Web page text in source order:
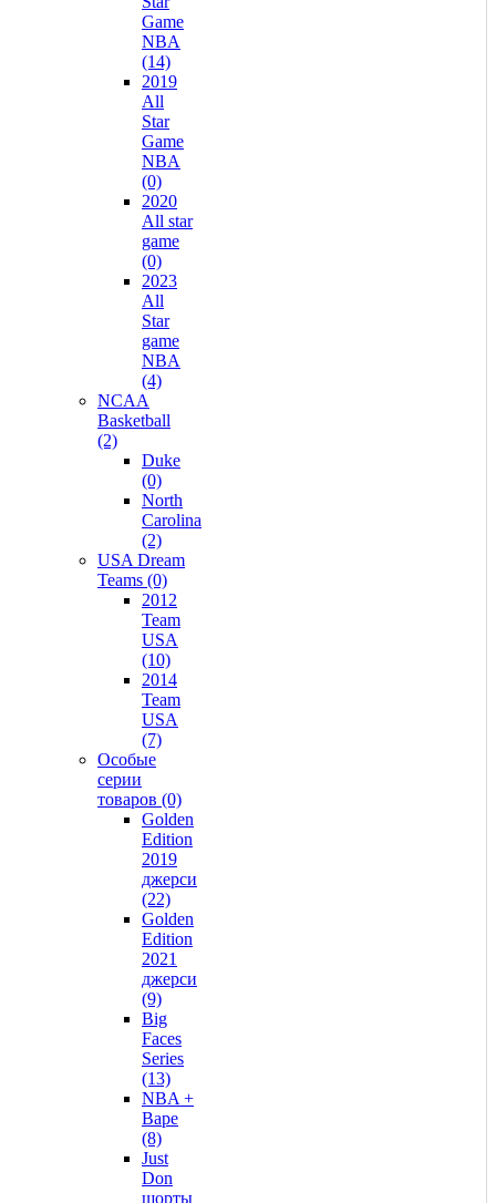
Game
NBA
(14)
2019
All
Star
Game
NBA
(0)
2020
All star
game
(0)
2023
All
Star
game
NBA
(4)
NCAA
Basketball
(2)
Duke
(0)
North
Carolina
(2)
USA Dream
Teams (0)
2012
Team
USA
(10)
2014
Team
USA
(7)
Особые
серии
товаров (0)
Golden
Edition
2019
джерси
(22)
Golden
Edition
2021
джерси
(9)
Big
Faces
Series
(13)
NBA +
Bape
(8)
Just
Don
шорты